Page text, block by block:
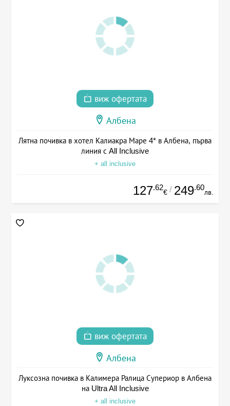
виж офертата
Албена
Лятна почивка в хотел Калиакра Маре 4* в Албена, първа
линия с All Inclusive
+ all inclusive
127.62
€ / 249.60
лв.
виж офертата
Албена
Луксозна почивка в Калимера Ралица Супериор в Албена
на Ultra All Inclusive
+ all inclusive